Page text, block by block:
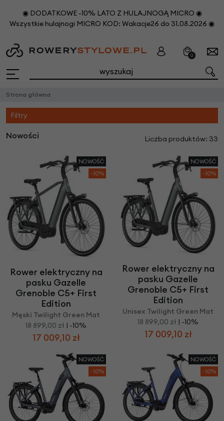
◉ DODATKOWE -10% LATO Z HULAJNOGĄ MICRO ◉
Wszystkie hulajnogi MICRO KOD: Wakacje26 do 31.08.2026 ◉
0
Strona główna
Filtry
Nowości Liczba produktów: 33
NOWOŚĆ
-10%
Rower elektryczny na
pasku Gazelle
Grenoble C5+ First
Edition
Męski Twilight Green Mat
18 899,00 zł | -10%
17 009,10 zł
NOWOŚĆ
-10%
Rower elektryczny na
pasku Gazelle
Grenoble C5+ First
Edition
Unisex Twilight Green Mat
18 899,00 zł | -10%
17 009,10 zł
NOWOŚĆ
-10%
NOWOŚĆ
-10%